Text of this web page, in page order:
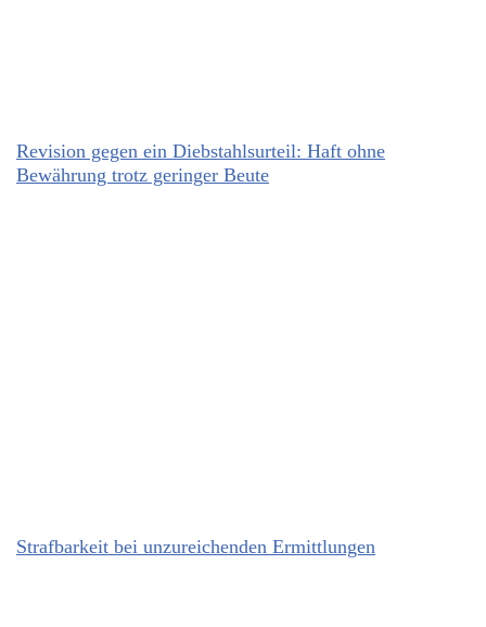
Revision gegen ein Diebstahlsurteil: Haft ohne
Bewährung trotz geringer Beute
Strafbarkeit bei unzureichenden Ermittlungen